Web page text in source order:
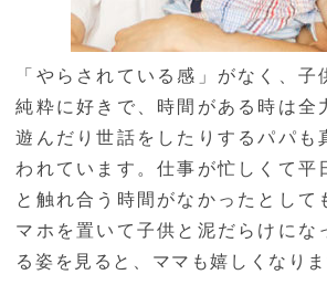
「やらされている感」がなく、子
純粋に好きで、時間がある時は全
遊んだり世話をしたりするパパも
われています。仕事が忙しくて平
と触れ合う時間がなかったとして
マホを置いて子供と泥だらけにな
る姿を見ると、ママも嬉しくなりま